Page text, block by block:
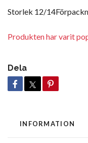
Storlek 12/
Produkten har varit
Dela
INFORMATION